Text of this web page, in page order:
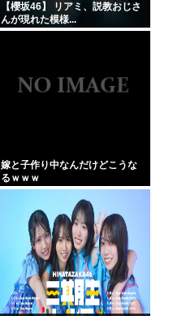
【櫻坂46】 リアミ、説教おじさ
んが現れた模様...
嫁と子作り中なんだけどこうな
るｗｗｗ